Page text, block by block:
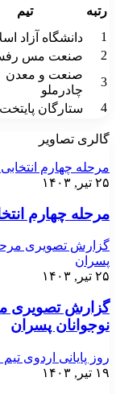
رتبه تیم
1
دانشگاه آزاد
2
صنعت مس
3
صنعت و معدن
چادرملو
4
ستارگان پایتخت
گالری تصاویر
مرحله چهارم
۲۵ تیر, ۱۴۰۳
مرحله چهارم
گزارش تصویری
پسران
۲۵ تیر, ۱۴۰۳
گزارش تصویری
نوجوانان پسران
روز پایانی اردوی
۱۹ تیر, ۱۴۰۳